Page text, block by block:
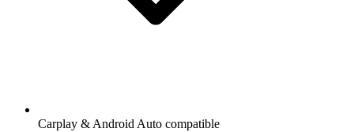
Carplay & Android Auto compatible